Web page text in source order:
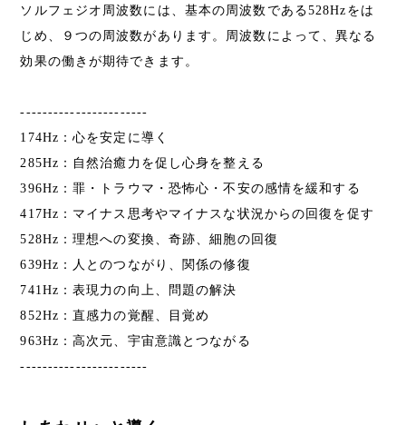
ソルフェジオ周波数には、基本の周波数である528Hzをは
じめ、９つの周波数があります。周波数によって、異なる
効果の働きが期待できます。
-----------------------
174Hz：心を安定に導く
285Hz：自然治癒力を促し心身を整える
396Hz：罪・トラウマ・恐怖心・不安の感情を緩和する
417Hz：マイナス思考やマイナスな状況からの回復を促す
528Hz：理想への変換、奇跡、細胞の回復
639Hz：人とのつながり、関係の修復
741Hz：表現力の向上、問題の解決
852Hz：直感力の覚醒、目覚め
963Hz：高次元、宇宙意識とつながる
-----------------------